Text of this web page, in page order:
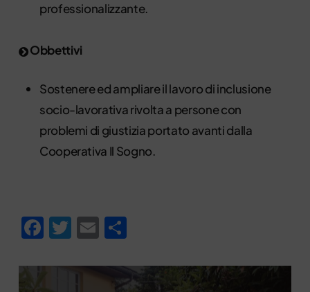
professionalizzante.
Obbettivi
Sostenere ed ampliare il lavoro di inclusione
socio-lavorativa rivolta a persone con
problemi di giustizia portato avanti dalla
Cooperativa Il Sogno.
Facebook
Twitter
Email